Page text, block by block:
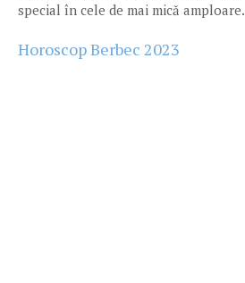
special în cele de mai mică amploare.
Horoscop Berbec 2023